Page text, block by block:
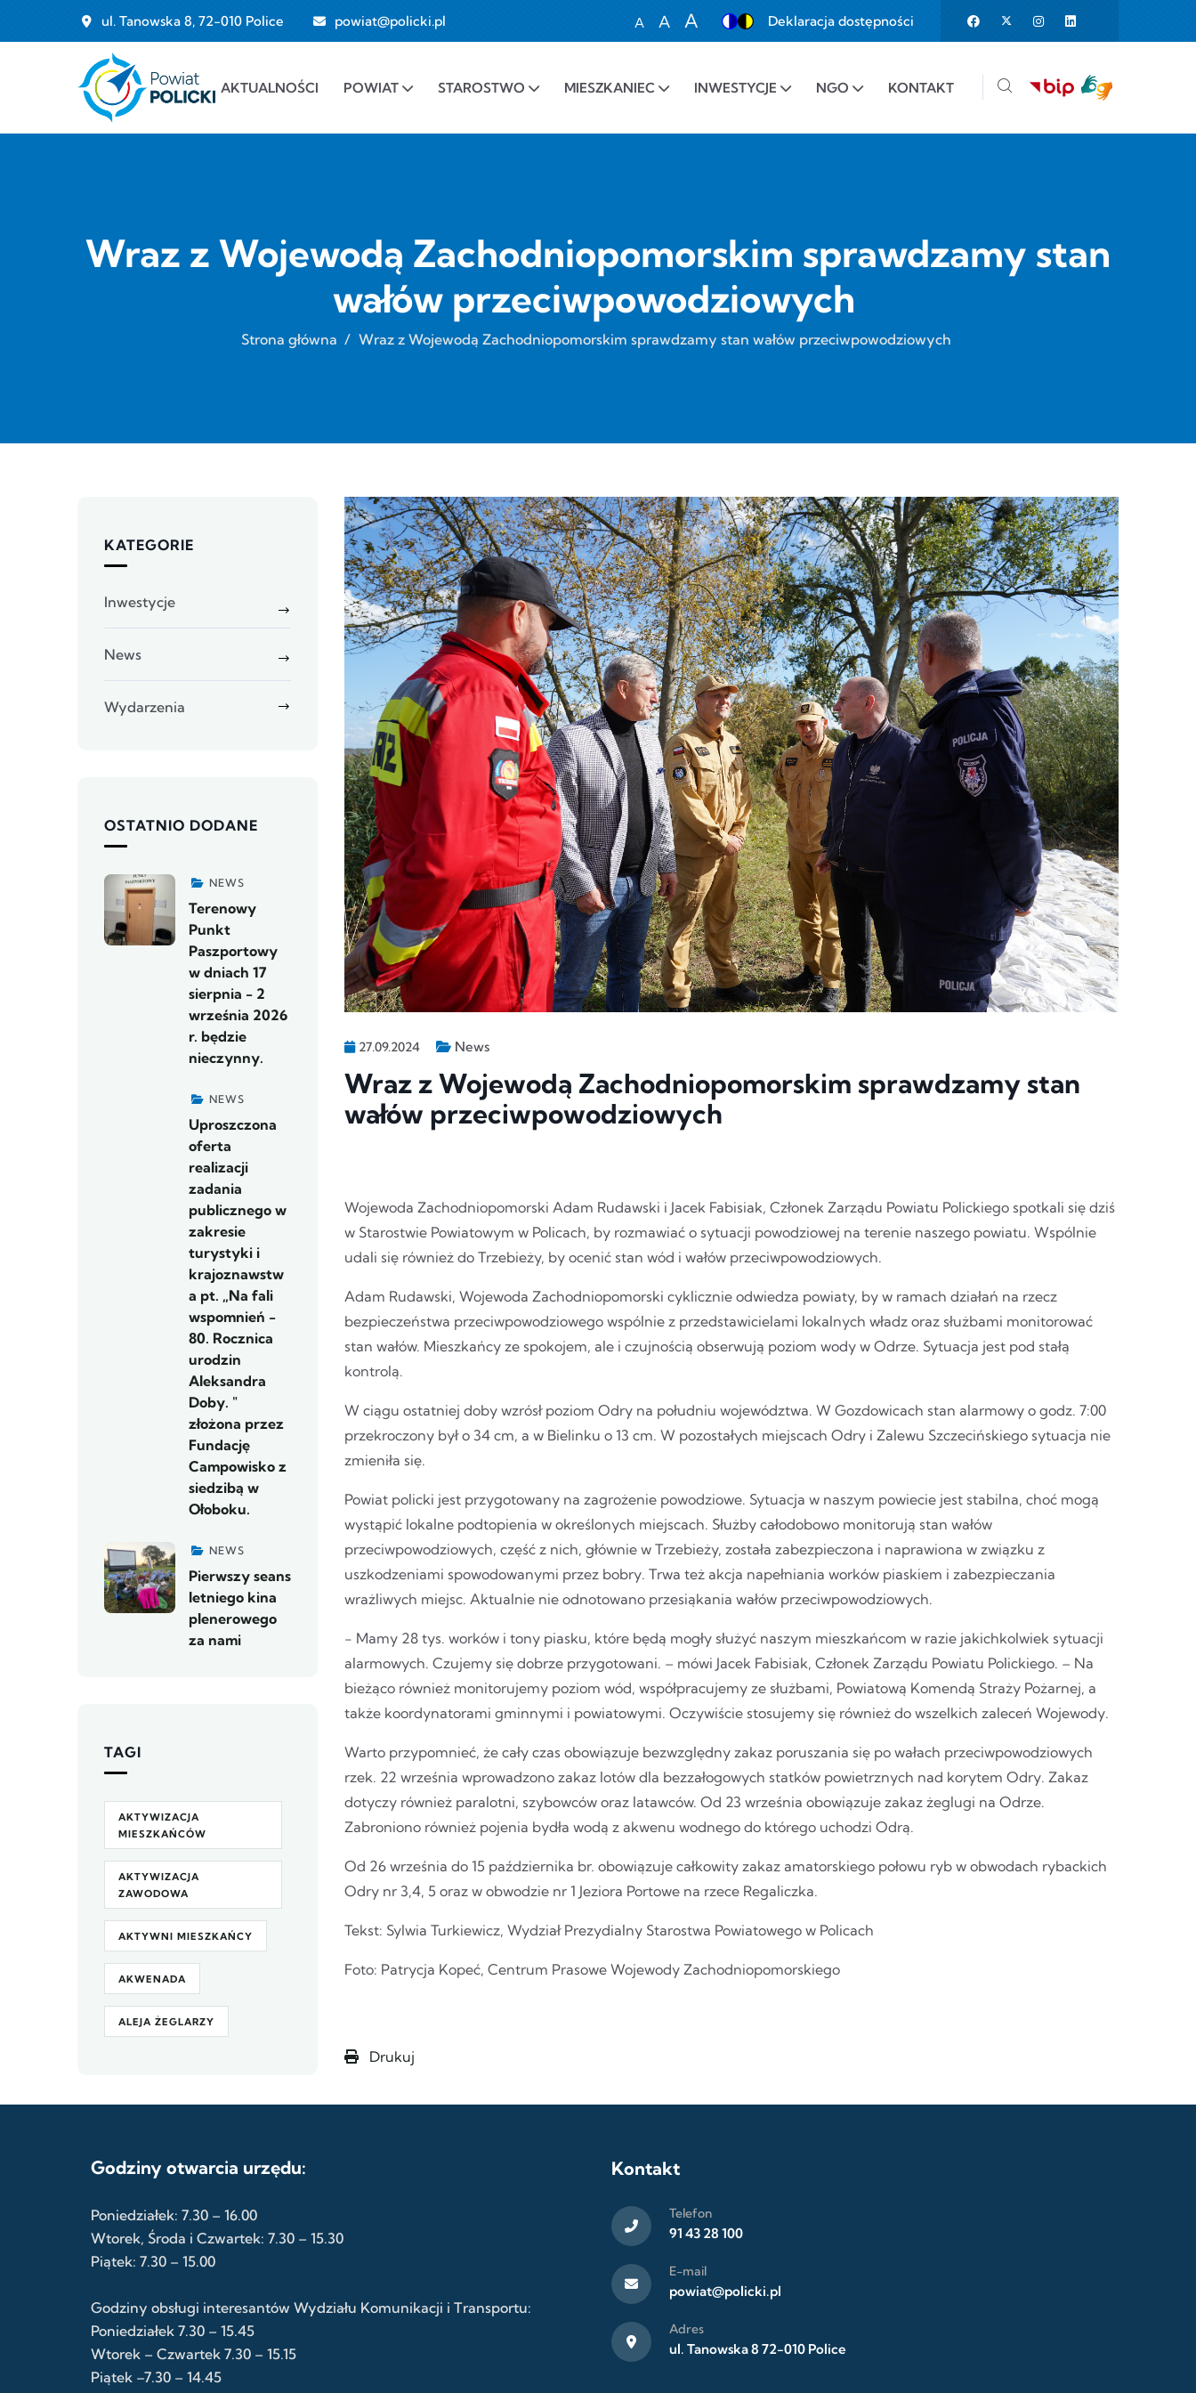
Przejdź do treści
ul. Tanowska 8, 72-010 Police powiat@policki.pl
A
Set font size to 100%
A
A
Deklaracja dostępności
AKTUALNOŚCI POWIAT STAROSTWO MIESZKANIEC INWESTYCJE NGO KONTAKT
Wraz z Wojewodą Zachodniopomorskim sprawdzamy stan
wałów przeciwpowodziowych
Strona główna / Wraz z Wojewodą Zachodniopomorskim sprawdzamy stan wałów przeciwpowodziowych
27.09.2024 News
Wraz z Wojewodą Zachodniopomorskim sprawdzamy stan
wałów przeciwpowodziowych
Wojewoda Zachodniopomorski Adam Rudawski i Jacek Fabisiak, Członek Zarządu Powiatu Polickiego spotkali się dziś
w Starostwie Powiatowym w Policach, by rozmawiać o sytuacji powodziowej na terenie naszego powiatu. Wspólnie
udali się również do Trzebieży, by ocenić stan wód i wałów przeciwpowodziowych.
Adam Rudawski, Wojewoda Zachodniopomorski cyklicznie odwiedza powiaty, by w ramach działań na rzecz
bezpieczeństwa przeciwpowodziowego wspólnie z przedstawicielami lokalnych władz oraz służbami monitorować
stan wałów. Mieszkańcy ze spokojem, ale i czujnością obserwują poziom wody w Odrze. Sytuacja jest pod stałą
kontrolą.
W ciągu ostatniej doby wzrósł poziom Odry na południu województwa. W Gozdowicach stan alarmowy o godz. 7:00
przekroczony był o 34 cm, a w Bielinku o 13 cm. W pozostałych miejscach Odry i Zalewu Szczecińskiego sytuacja nie
zmieniła się.
Powiat policki jest przygotowany na zagrożenie powodziowe. Sytuacja w naszym powiecie jest stabilna, choć mogą
wystąpić lokalne podtopienia w określonych miejscach. Służby całodobowo monitorują stan wałów
przeciwpowodziowych, część z nich, głównie w Trzebieży, została zabezpieczona i naprawiona w związku z
uszkodzeniami spowodowanymi przez bobry. Trwa też akcja napełniania worków piaskiem i zabezpieczania
wrażliwych miejsc. Aktualnie nie odnotowano przesiąkania wałów przeciwpowodziowych.
- Mamy 28 tys. worków i tony piasku, które będą mogły służyć naszym mieszkańcom w razie jakichkolwiek sytuacji
alarmowych. Czujemy się dobrze przygotowani. – mówi Jacek Fabisiak, Członek Zarządu Powiatu Polickiego. – Na
bieżąco również monitorujemy poziom wód, współpracujemy ze służbami, Powiatową Komendą Straży Pożarnej, a
także koordynatorami gminnymi i powiatowymi. Oczywiście stosujemy się również do wszelkich zaleceń Wojewody.
Warto przypomnieć, że cały czas obowiązuje bezwzględny zakaz poruszania się po wałach przeciwpowodziowych
rzek. 22 września wprowadzono zakaz lotów dla bezzałogowych statków powietrznych nad korytem Odry. Zakaz
dotyczy również paralotni, szybowców oraz latawców. Od 23 września obowiązuje zakaz żeglugi na Odrze.
Zabroniono również pojenia bydła wodą z akwenu wodnego do którego uchodzi Odrą.
Od 26 września do 15 października br. obowiązuje całkowity zakaz amatorskiego połowu ryb w obwodach rybackich
Odry nr 3,4, 5 oraz w obwodzie nr 1 Jeziora Portowe na rzece Regaliczka.
Tekst: Sylwia Turkiewicz, Wydział Prezydialny Starostwa Powiatowego w Policach
Foto: Patrycja Kopeć, Centrum Prasowe Wojewody Zachodniopomorskiego
Drukuj
KATEGORIE
Inwestycje
News
Wydarzenia
OSTATNIO DODANE
NEWS
Terenowy
Punkt
Paszportowy
w dniach 17
sierpnia - 2
września 2026
r. będzie
nieczynny.
NEWS
Uproszczona
oferta
realizacji
zadania
publicznego w
zakresie
turystyki i
krajoznawstw
a pt. „Na fali
wspomnień -
80. Rocznica
urodzin
Aleksandra
Doby. "
złożona przez
Fundację
Campowisko z
siedzibą w
Ołoboku.
NEWS
Pierwszy seans
letniego kina
plenerowego
za nami
TAGI
AKTYWIZACJA
MIESZKAŃCÓW
AKTYWIZACJA
ZAWODOWA
AKTYWNI MIESZKAŃCY
AKWENADA
ALEJA ŻEGLARZY
Godziny otwarcia urzędu:
Poniedziałek: 7.30 – 16.00
Wtorek, Środa i Czwartek: 7.30 – 15.30
Piątek: 7.30 – 15.00
Godziny obsługi interesantów Wydziału Komunikacji i Transportu:
Poniedziałek 7.30 – 15.45
Wtorek – Czwartek 7.30 – 15.15
Piątek –7.30 – 14.45
Kontakt
Telefon
91 43 28 100
E-mail
powiat@policki.pl
Adres
ul. Tanowska 8 72-010 Police